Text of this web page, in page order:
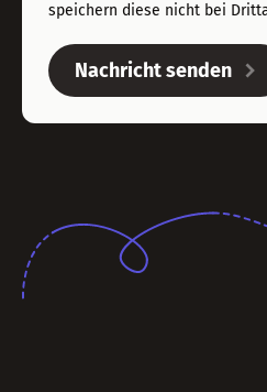
speichern diese nicht bei
Nachricht senden